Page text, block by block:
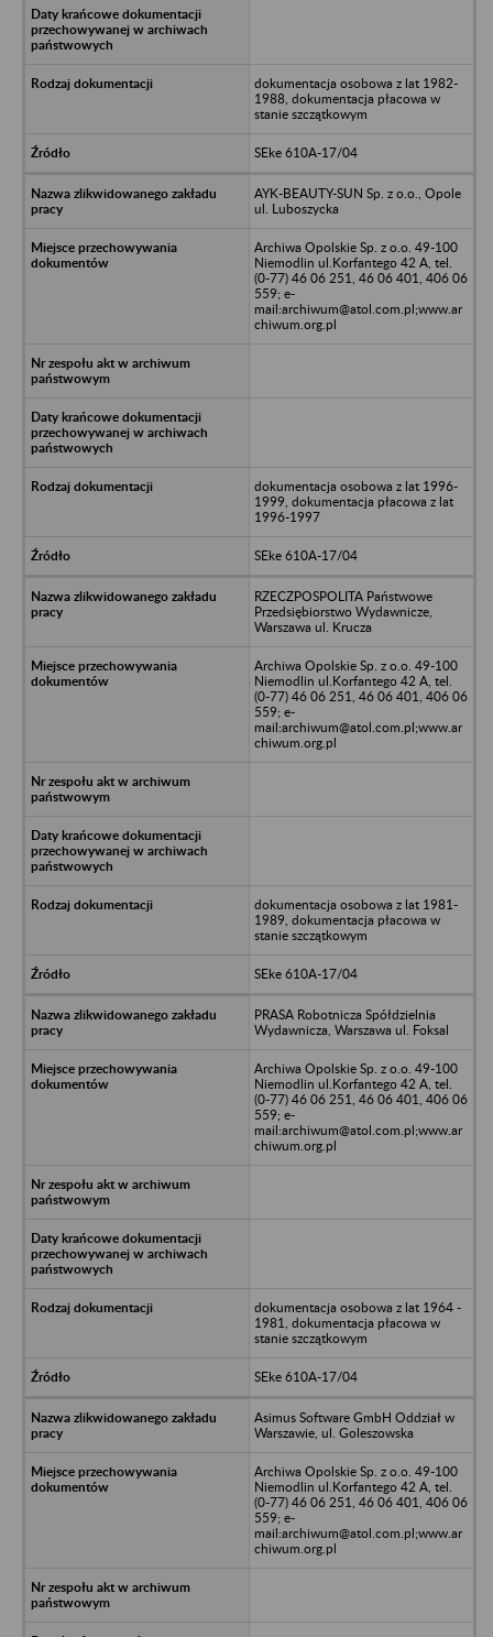
dokumentacja osobowa z lat 1982-
1988, dokumentacja płacowa w
stanie szczątkowym
SEke 610A-17/04
AYK-BEAUTY-SUN Sp. z o.o., Opole
ul. Luboszycka
Archiwa Opolskie Sp. z o.o. 49-100
Niemodlin ul.Korfantego 42 A, tel.
(0-77) 46 06 251, 46 06 401, 406 06
559; e-
mail:archiwum@atol.com.pl;www.ar
chiwum.org.pl
dokumentacja osobowa z lat 1996-
1999, dokumentacja płacowa z lat
1996-1997
SEke 610A-17/04
RZECZPOSPOLITA Państwowe
Przedsiębiorstwo Wydawnicze,
Warszawa ul. Krucza
Archiwa Opolskie Sp. z o.o. 49-100
Niemodlin ul.Korfantego 42 A, tel.
(0-77) 46 06 251, 46 06 401, 406 06
559; e-
mail:archiwum@atol.com.pl;www.ar
chiwum.org.pl
dokumentacja osobowa z lat 1981-
1989, dokumentacja płacowa w
stanie szczątkowym
SEke 610A-17/04
PRASA Robotnicza Spółdzielnia
Wydawnicza, Warszawa ul. Foksal
Archiwa Opolskie Sp. z o.o. 49-100
Niemodlin ul.Korfantego 42 A, tel.
(0-77) 46 06 251, 46 06 401, 406 06
559; e-
mail:archiwum@atol.com.pl;www.ar
chiwum.org.pl
dokumentacja osobowa z lat 1964 -
1981, dokumentacja płacowa w
stanie szczątkowym
SEke 610A-17/04
Asimus Software GmbH Oddział w
Warszawie, ul. Goleszowska
Archiwa Opolskie Sp. z o.o. 49-100
Niemodlin ul.Korfantego 42 A, tel.
(0-77) 46 06 251, 46 06 401, 406 06
559; e-
mail:archiwum@atol.com.pl;www.ar
chiwum.org.pl